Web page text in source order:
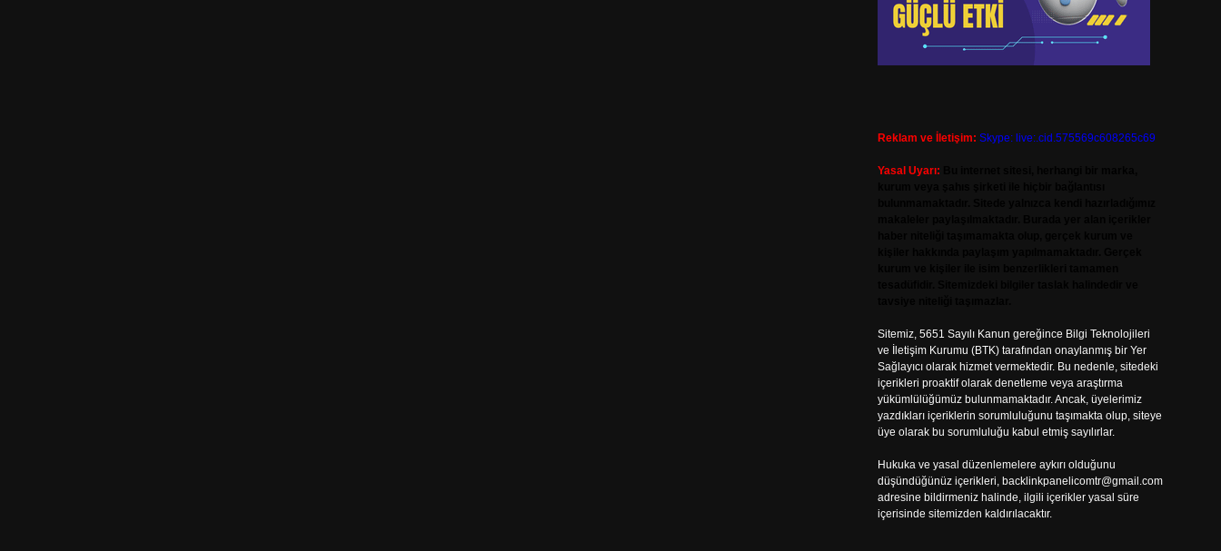
Reklam ve İletişim: Skype: live:.cid.575569c608265c69
Yasal Uyarı:
Sitemiz, 5651 Sayılı Kanun gereğince Bilgi Teknolojileri
ve İletişim Kurumu (BTK) tarafından onaylanmış bir Yer
Sağlayıcı olarak hizmet vermektedir. Bu nedenle, sitedeki
içerikleri proaktif olarak denetleme veya araştırma
yükümlülüğümüz bulunmamaktadır. Ancak, üyelerimiz
yazdıkları içeriklerin sorumluluğunu taşımakta olup, siteye
üye olarak bu sorumluluğu kabul etmiş sayılırlar.
Hukuka ve yasal düzenlemelere aykırı olduğunu
düşündüğünüz içerikleri, backlinkpanelicomtr@gmail.com
adresine bildirmeniz halinde, ilgili içerikler yasal süre
içerisinde sitemizden kaldırılacaktır.